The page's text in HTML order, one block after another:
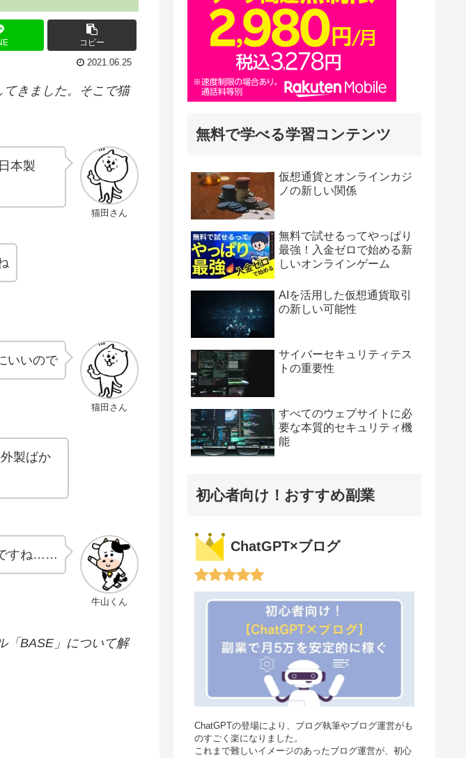
コピー
2021.06.25
てきました。そこで猫
猫田さん
本製
猫田さん
いいので
製ばか
牛山くん
すね……
「BASE」について解
無料で学べる学習コンテンツ
仮想通貨とオンラインカジ
ノの新しい関係
無料で試せるってやっぱり
最強！入金ゼロで始める新
しいオンラインゲーム
AIを活用した仮想通貨取引
の新しい可能性
サイバーセキュリティテス
トの重要性
すべてのウェブサイトに必
要な本質的セキュリティ機
能
初心者向け！おすすめ副業
ChatGPT×ブログ
ChatGPTの登場により、ブログ執筆やブログ運営がも
のすごく楽になりました。
これまで難しいイメージのあったブログ運営が、初心